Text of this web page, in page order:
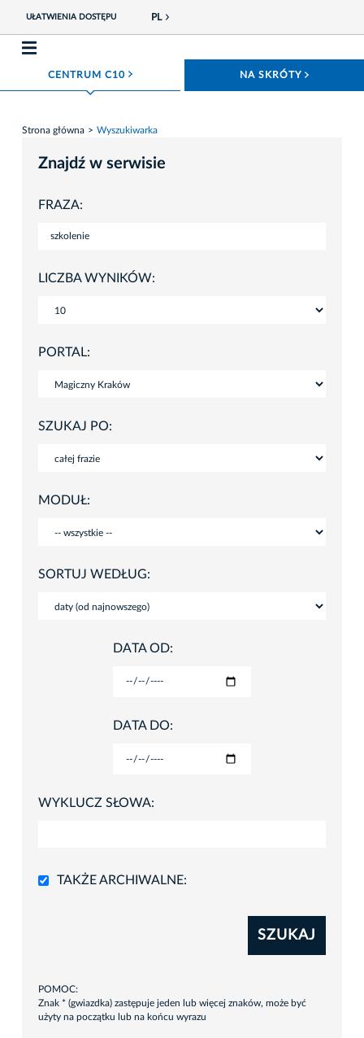
UŁATWIENIA DOSTĘPU PL
CENTRUM C10 ROZWIŃ MENU NA SKRÓTY
Strona główna Wyszukiwarka
Znajdź w serwisie
FRAZA:
LICZBA WYNIKÓW:
PORTAL:
SZUKAJ PO:
MODUŁ:
SORTUJ WEDŁUG:
DATA OD:
DATA DO:
WYKLUCZ SŁOWA:
TAKŻE ARCHIWALNE:
SZUKAJ
POMOC:
Znak * (gwiazdka) zastępuje jeden lub więcej znaków, może być
użyty na początku lub na końcu wyrazu